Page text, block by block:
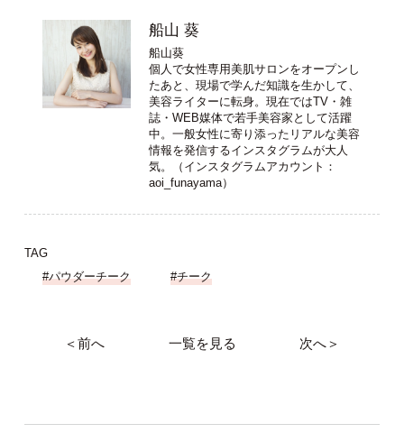
船山 葵
船山葵
個人で女性専用美肌サロンをオープンし
たあと、現場で学んだ知識を生かして、
美容ライターに転身。現在ではTV・雑
誌・WEB媒体で若手美容家として活躍
中。一般女性に寄り添ったリアルな美容
情報を発信するインスタグラムが大人
気。（インスタグラムアカウント：
aoi_funayama）
TAG
#パウダーチーク
#チーク
＜前へ 一覧を見る 次へ＞